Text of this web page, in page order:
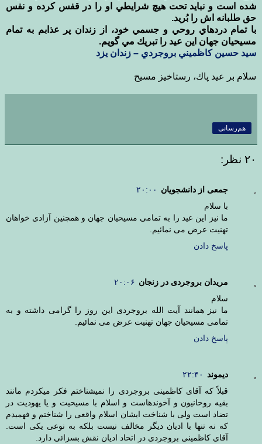
شده است و نبايد تحت هيچ شرايطي او را در قفس كرده و نفس
حق طلبانه اش را بُريد.
با تمام دردهاي روحي و جسمي خود، از زندان پر عذابم به تمام
مسيحيان جهان اين عيد را تبريك مي گويم.
سيد حسين كاظميني بروجردي – زندان یزد
سلام بر عيد پاك، رستاخيز مسيح
هم‌رسانی
۲۰ نظر:
جمعی از دانشجویان
۲۰:۰۰
با سلام
ما نیز این عید را به تمامی مسیحیان جهان و همچنین آزادی خواهان
تهنیت عرض می نمائیم.
پاسخ دادن
مریدان بروجردی در زنجان ۲۰:۰۶
سلام
ما نیز همانند آیت الله بروجردی این روز را گرامی داشته و به
تمامی مسیحیان جهان تهنیت عرض می نمائیم.
پاسخ دادن
دیموند ۲۲:۴۰
قبلاً که آقای کاظمینی بروجردی را نمیشناختم فکر میکردم مانند
بقیه روحانیون و آخوندهاست و اسلام با مسیحیت و یا یهودیت در
تضاد است ولی با شناخت ایشان اسلام واقعی را شناختم و فهمیدم
که نه تنها با ادیان دیگر مخالف نیست بلکه به نوعی یکی است.
آقای کاظمینی بروجردی در اتحاد ادیان نقش بسزائی دارد.